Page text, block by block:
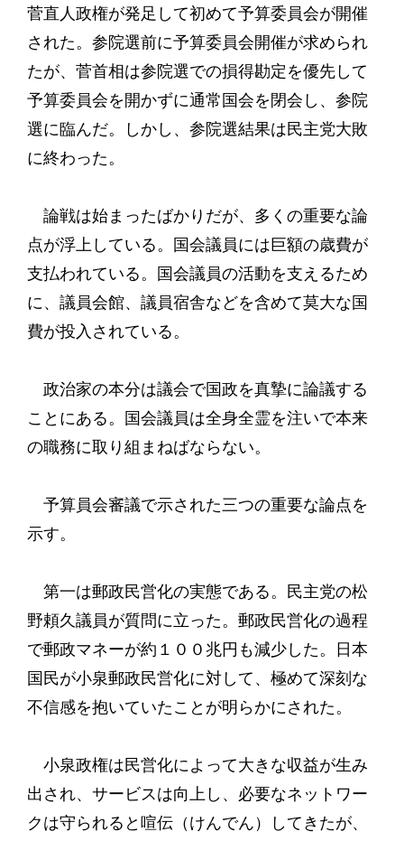
菅直人政権が発足して初めて予算委員会が開催
された。参院選前に予算委員会開催が求められ
たが、菅首相は参院選での損得勘定を優先して
予算委員会を開かずに通常国会を閉会し、参院
選に臨んだ。しかし、参院選結果は民主党大敗
に終わった。
論戦は始まったばかりだが、多くの重要な論
点が浮上している。国会議員には巨額の歳費が
支払われている。国会議員の活動を支えるため
に、議員会館、議員宿舎などを含めて莫大な国
費が投入されている。
政治家の本分は議会で国政を真摯に論議する
ことにある。国会議員は全身全霊を注いで本来
の職務に取り組まねばならない。
予算員会審議で示された三つの重要な論点を
示す。
第一は郵政民営化の実態である。民主党の松
野頼久議員が質問に立った。郵政民営化の過程
で郵政マネーが約１００兆円も減少した。日本
国民が小泉郵政民営化に対して、極めて深刻な
不信感を抱いていたことが明らかにされた。
小泉政権は民営化によって大きな収益が生み
出され、サービスは向上し、必要なネットワー
クは守られると喧伝（けんでん）してきたが、